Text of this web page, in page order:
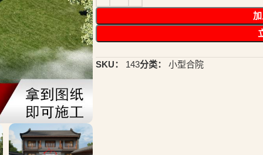
SKU： 143分类： 小型合院